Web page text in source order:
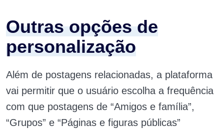
Outras opções de
personalização
Além de postagens relacionadas, a plataforma
vai permitir que o usuário escolha a frequência
com que postagens de “Amigos e família”,
“Grupos” e “Páginas e figuras públicas”